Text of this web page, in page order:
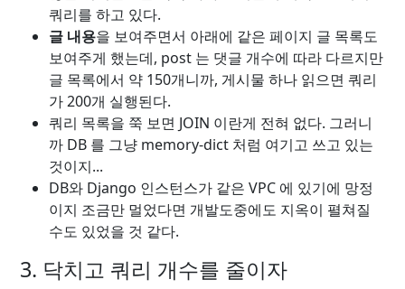
쿼리를 하고 있다.
글 내용을 보여주면서 아래에 같은 페이지 글 목록도
보여주게 했는데, post 는 댓글 개수에 따라 다르지만
글 목록에서 약 150개니까, 게시물 하나 읽으면 쿼리
가 200개 실행된다.
쿼리 목록을 쭉 보면 JOIN 이란게 전혀 없다. 그러니
까 DB 를 그냥 memory-dict 처럼 여기고 쓰고 있는
것이지...
DB와 Django 인스턴스가 같은 VPC 에 있기에 망정
이지 조금만 멀었다면 개발도중에도 지옥이 펼쳐질
수도 있었을 것 같다.
3. 닥치고 쿼리 개수를 줄이자